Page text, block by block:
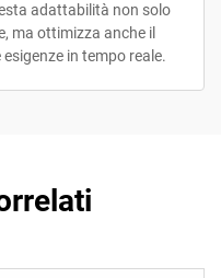
adattabilità non solo
ma ottimizza anche il
in tempo reale.